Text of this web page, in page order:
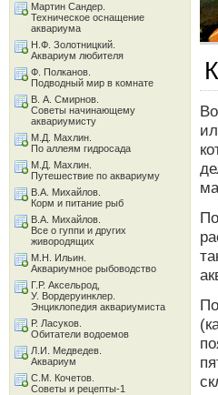
Мартин Сандер.
Техническое оснащение
аквариума
Н.Ф. Золотницкий.
Аквариум любителя
Ф. Полканов.
Подводный мир в комнате
В. А. Смирнов.
Советы начинающему
аквариумисту
М.Д. Махлин.
По аллеям гидросада
М.Д. Махлин.
Путешествие по аквариуму
В.А. Михайлов.
Корм и питание рыб
В.А. Михайлов.
Все о гуппи и других
живородящих
М.Н. Ильин.
Аквариумное рыбоводство
Г.Р. Аксельрод,
У. Вордеруинклер.
Энциклопедия аквариумиста
Р. Ласуков.
Обитатели водоемов
Л.И. Медведев.
Аквариум
С.М. Кочетов.
Советы и рецепты-1